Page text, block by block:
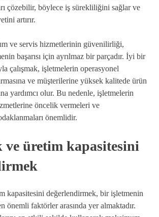
çözebilir, böylece iş sürekliliğini sağlar ve
artırır.
ve servis hizmetlerinin güvenilirliği,
başarısı için ayrılmaz bir parçadır. İyi bir
çalışmak, işletmelerin operasyonel
ve müşterilerine yüksek kalitede ürün
yardımcı olur. Bu nedenle, işletmelerin
öncelik vermeleri ve
önemlidir.
üretim kapasitesini
kapasitesini değerlendirmek, bir işletmenin
önemli faktörler arasında yer almaktadır.